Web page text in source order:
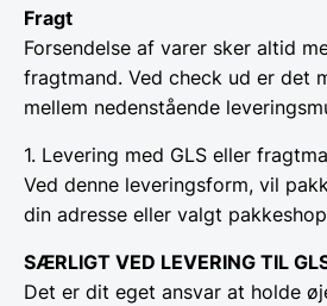
Fragt
Forsendelse af varer sker altid
fragtmand. Ved check ud er det
mellem nedenstående
1. Levering med GLS eller
Ved denne leveringsform, vil
din adresse eller valgt
SÆRLIGT VED LEVERING TIL
Det er dit eget ansvar at holde